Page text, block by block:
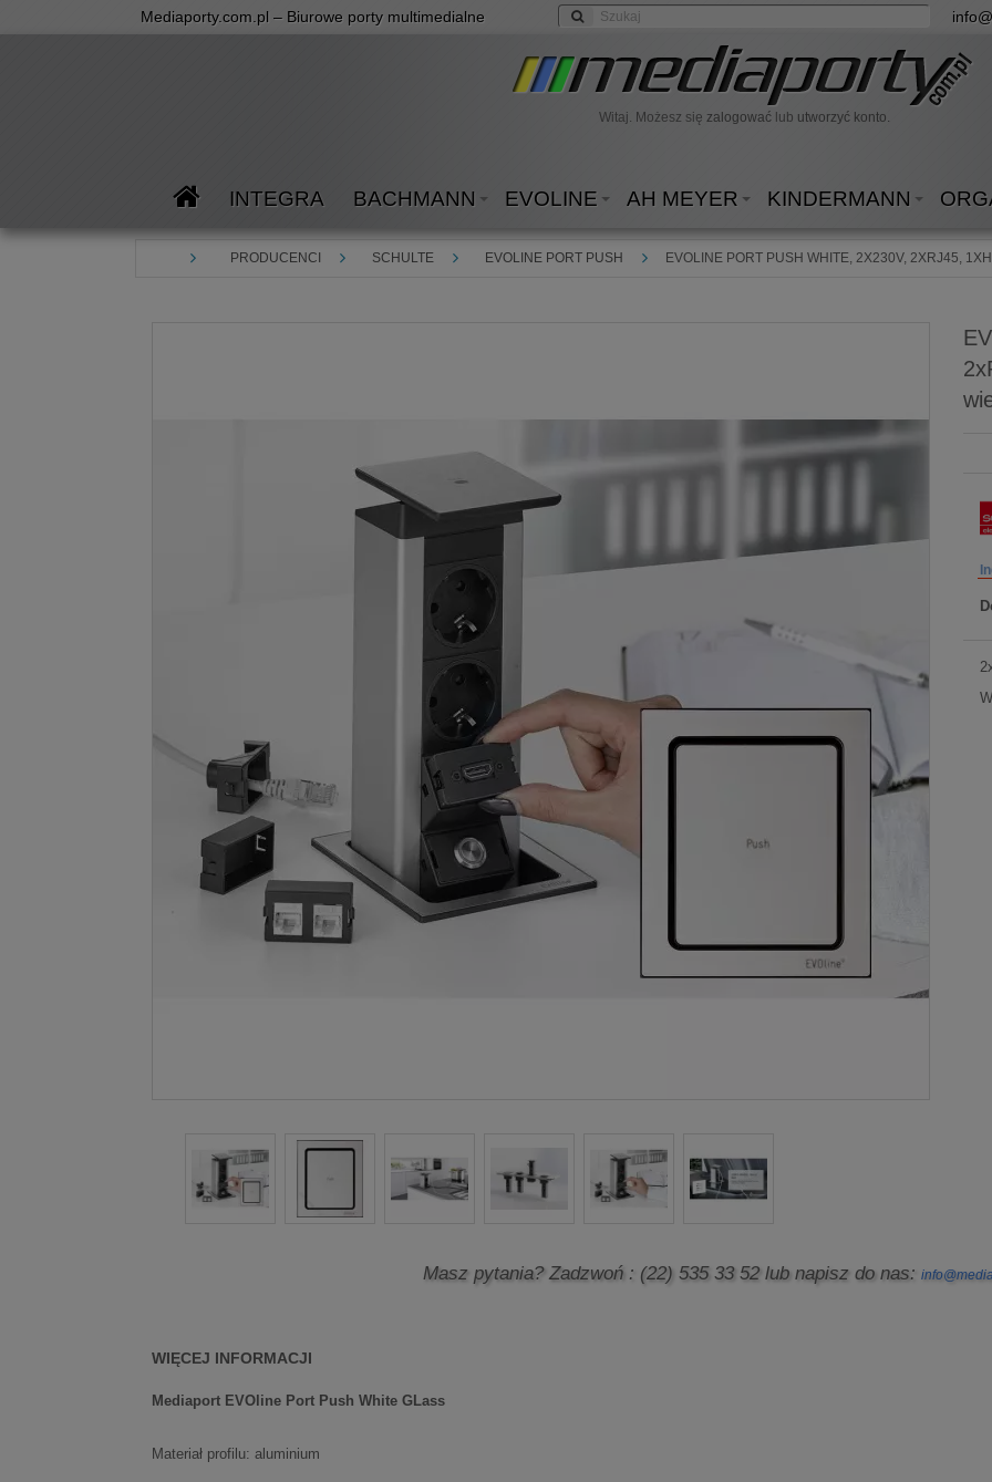
Mediaporty.com.pl – Biurowe porty multimedialne
Witaj. Możesz się zalogowaćlub utworzyć konto.
INTEGRA BACHMANN EVOLINE AH MEYER KINDERMANN
PRODUCENCI SCHULTE EVOLINE PORT PUSH EVOLINE PORT PUSH WHITE, 2X230V, 2XRJ45,
Masz pytania? Zadzwoń : (22) 535 33 52lub napisz do nas:
WIĘCEJ INFORMACJI
Mediaport EVOline Port Push White GLass
Materiał profilu: aluminium